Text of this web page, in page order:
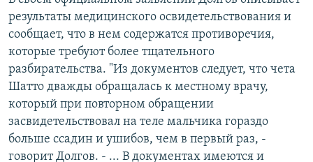
Все сайты РСЕ/РС
результаты медицинского освидетельствования и
сообщает, что в нем содержатся противоречия,
которые требуют более тщательного
разбирательства. "Из документов следует, что чета
Шатто дважды обращалась к местному врачу,
который при повторном обращении
засвидетельствовал на теле мальчика гораздо
больше ссадин и ушибов, чем в первый раз, -
говорит Долгов. - ... В документах имеются и